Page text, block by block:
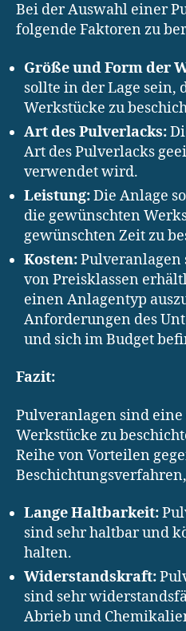
Bei der Auswahl einer
folgende Faktoren zu
Größe und Form der
sollte in der Lage sein,
Werkstücke zu
Art des Pulverlacks:
Art des Pulverlacks
verwendet wird.
Leistung:Die Anlage
die gewünschten
gewünschten Zeit zu
Kosten:
von Preisklassen
einen Anlagentyp
Anforderungen des
und sich im Budget
Fazit:
Pulveranlagen sind
Werkstücke zu
Reihe von Vorteilen
Lange Haltbarkeit:
sind sehr haltbar und
halten.
Widerstandskraft:
sind sehr
Abrieb und